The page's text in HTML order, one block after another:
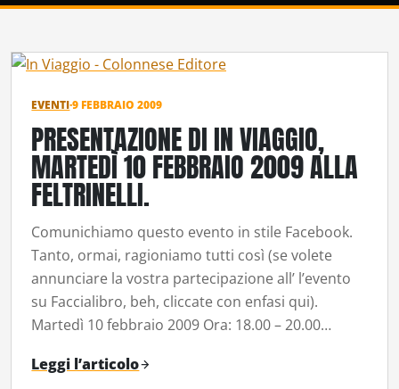
EVENTI·9 FEBBRAIO 2009
PRESENTAZIONE DI IN VIAGGIO,
MARTEDÌ 10 FEBBRAIO 2009 ALLA
FELTRINELLI.
Comunichiamo questo evento in stile Facebook.
Tanto, ormai, ragioniamo tutti così (se volete
annunciare la vostra partecipazione all’ l’evento
su Faccialibro, beh, cliccate con enfasi qui).
Martedì 10 febbraio 2009 Ora: 18.00 – 20.00…
Leggi l’articolo